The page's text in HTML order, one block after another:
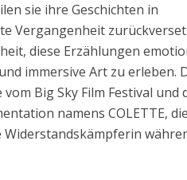
sie ihre Geschichten in
Vergangenheit
diese Erzählungen
immersive Art zu erleben.
Big Sky Film Festival und
namens COLETTE,